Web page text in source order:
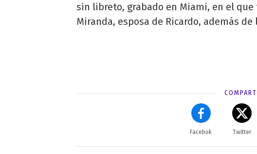
sin libreto, grabado en Miami, en el
Miranda, esposa de Ricardo, además de
Facebok Twitter